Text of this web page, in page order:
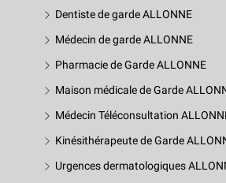
Dentiste de garde ALLONNE
Médecin de garde ALLONNE
Pharmacie de Garde ALLONNE
Maison médicale de Garde
Médecin Téléconsultation
Kinésithérapeute de Garde
Urgences dermatologiques